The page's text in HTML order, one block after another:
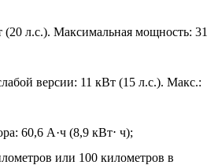
л.с.). Максимальная мощность: 31
версии: 11 кВт (15 л.с.). Макс.:
60,6 А·ч (8,9 кВт⋅ ч);
или 100 километров в